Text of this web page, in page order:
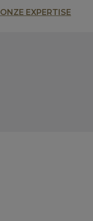
ONZE EXPERTISE